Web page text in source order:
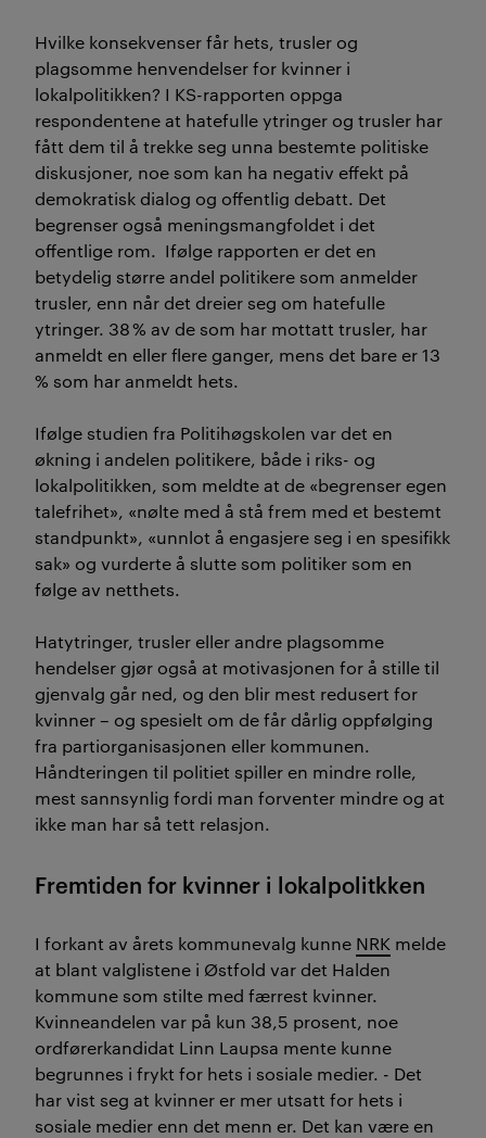
Hvilke konsekvenser får hets, trusler og
plagsomme henvendelser for kvinner i
lokalpolitikken? I KS-rapporten oppga
respondentene at hatefulle ytringer og trusler har
fått dem til å trekke seg unna bestemte politiske
diskusjoner, noe som kan ha negativ effekt på
demokratisk dialog og offentlig debatt. Det
begrenser også meningsmangfoldet i det
offentlige rom. Ifølge rapporten er det en
betydelig større andel politikere som anmelder
trusler, enn når det dreier seg om hatefulle
ytringer. 38 % av de som har mottatt trusler, har
anmeldt en eller flere ganger, mens det bare er 13
% som har anmeldt hets.
Ifølge studien fra Politihøgskolen var det en
økning i andelen politikere, både i riks- og
lokalpolitikken, som meldte at de «begrenser egen
talefrihet», «nølte med å stå frem med et bestemt
standpunkt», «unnlot å engasjere seg i en spesifikk
sak» og vurderte å slutte som politiker som en
følge av netthets.
Hatytringer, trusler eller andre plagsomme
hendelser gjør også at motivasjonen for å stille til
gjenvalg går ned, og den blir mest redusert for
kvinner – og spesielt om de får dårlig oppfølging
fra partiorganisasjonen eller kommunen.
Håndteringen til politiet spiller en mindre rolle,
mest sannsynlig fordi man forventer mindre og at
ikke man har så tett relasjon.
Fremtiden for kvinner i lokalpolitkken
I forkant av årets kommunevalg kunne NRK melde
at blant valglistene i Østfold var det Halden
kommune som stilte med færrest kvinner.
Kvinneandelen var på kun 38,5 prosent, noe
ordførerkandidat Linn Laupsa mente kunne
begrunnes i frykt for hets i sosiale medier. - Det
har vist seg at kvinner er mer utsatt for hets i
sosiale medier enn det menn er. Det kan være en